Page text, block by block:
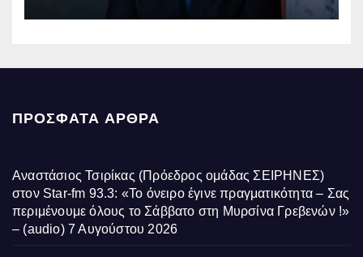
ΠΡΌΣΦΑΤΑ ΆΡΘΡΑ
Αναστάσιος Τσιρίκας (Πρόεδρος ομάδας ΣΕΙΡΗΝΕΣ)
στον Star-fm 93.3: «Το όνειρο έγινε πραγματικότητα – Σας
περιμένουμε όλους το Σάββατο στη Μυρσίνα Γρεβενών !»
– (audio) 7 Αυγούστου 2026